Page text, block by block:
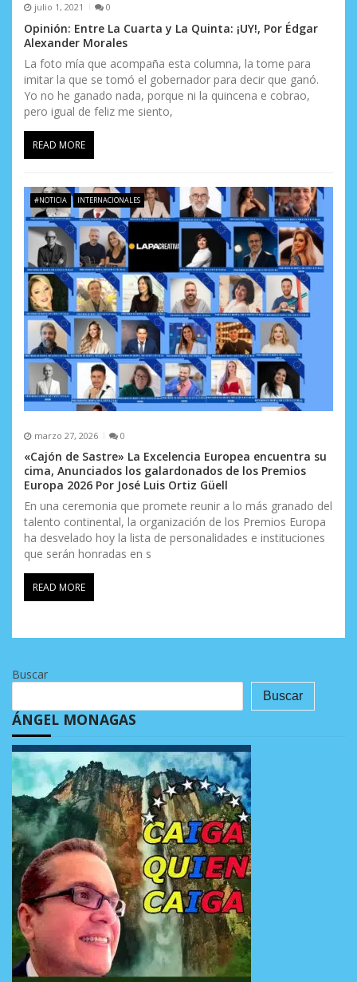
julio 1, 2021 0
Opinión: Entre La Cuarta y La Quinta: ¡UY!, Por Édgar
Alexander Morales
La foto mía que acompaña esta columna, la tome para
imitar la que se tomó el gobernador para decir que ganó.
Yo no he ganado nada, porque ni la quincena e cobrao,
pero igual de feliz me siento,
READ MORE
#NOTICIA INTERNACIONALES
marzo 27, 2026 0
«Cajón de Sastre» La Excelencia Europea encuentra su
cima, Anunciados los galardonados de los Premios
Europa 2026 Por José Luis Ortiz Güell
En una ceremonia que promete reunir a lo más granado del
talento continental, la organización de los Premios Europa
ha desvelado hoy la lista de personalidades e instituciones
que serán honradas en s
READ MORE
Buscar
Buscar
ÁNGEL MONAGAS